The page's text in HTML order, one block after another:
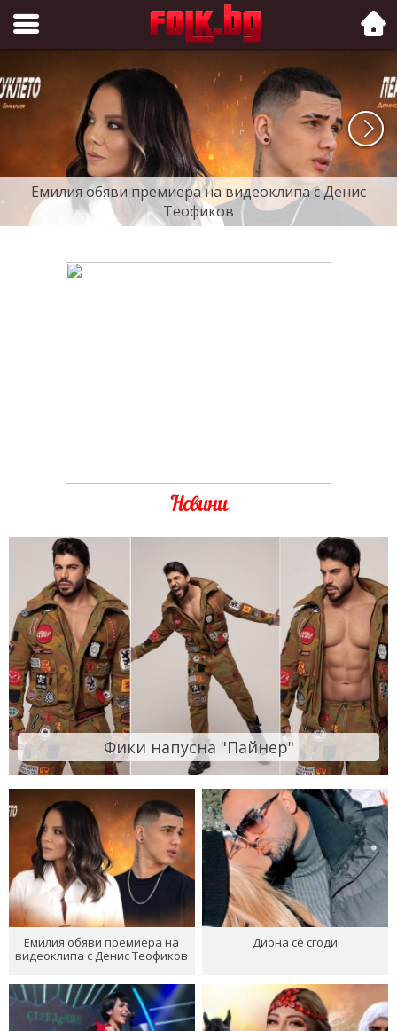
Folk.bg
Емилия обяви премиера на видеоклипа с Денис
Теофиков
Новини
Фики напусна "Пайнер"
Емилия обяви премиера на
видеоклипа с Денис Теофиков
Диона се сгоди